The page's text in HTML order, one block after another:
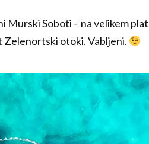
Soboti – na velikem
otoki. Vabljeni.